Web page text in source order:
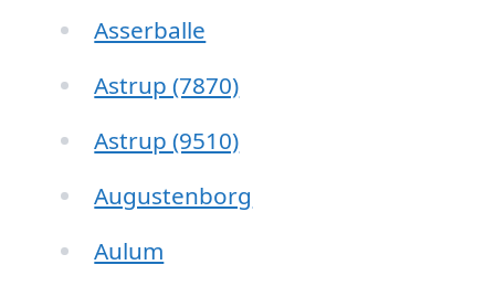
Asserballe
Astrup (7870)
Astrup (9510)
Augustenborg
Aulum